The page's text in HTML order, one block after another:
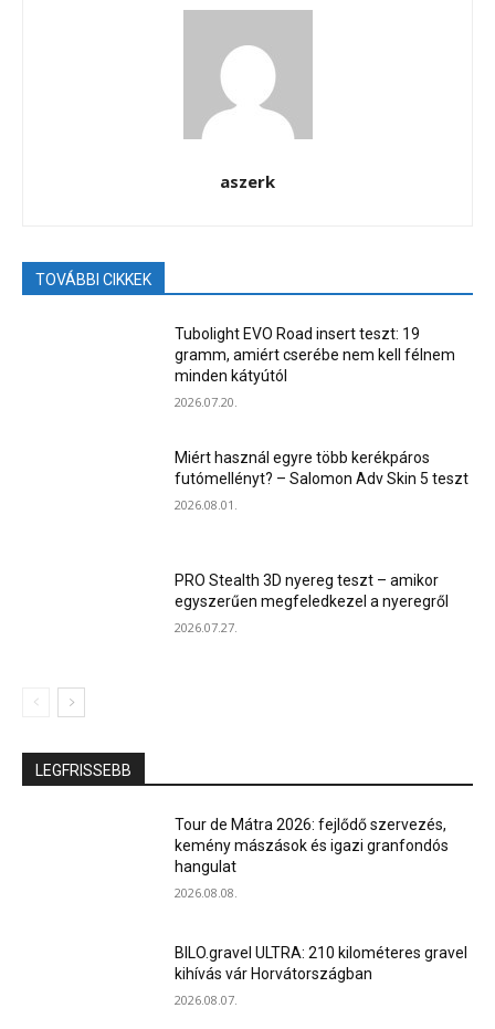
aszerk
TOVÁBBI CIKKEK
Tubolight EVO Road insert teszt: 19
gramm, amiért cserébe nem kell félnem
minden kátyútól
2026.07.20.
Miért használ egyre több kerékpáros
futómellényt? – Salomon Adv Skin 5 teszt
2026.08.01.
PRO Stealth 3D nyereg teszt – amikor
egyszerűen megfeledkezel a nyeregről
2026.07.27.
LEGFRISSEBB
Tour de Mátra 2026: fejlődő szervezés,
kemény mászások és igazi granfondós
hangulat
2026.08.08.
BILO.gravel ULTRA: 210 kilométeres gravel
kihívás vár Horvátországban
2026.08.07.